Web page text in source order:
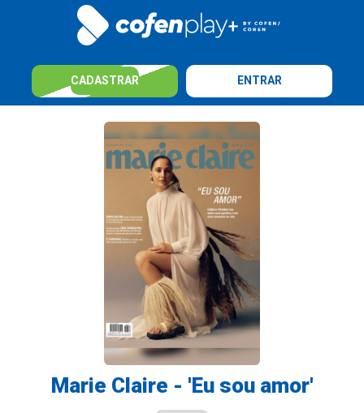
CADASTRAR ENTRAR
Marie Claire - 'Eu sou amor'